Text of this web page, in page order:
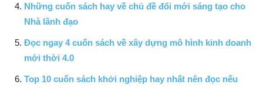
Những cuốn sách hay về chủ đề đổi mới sáng tạo cho
Nhà lãnh đạo
Đọc ngay 4 cuốn sách về xây dựng mô hình kinh doanh
mới thời 4.0
Top 10 cuốn sách khởi nghiệp hay nhất nên đọc nếu